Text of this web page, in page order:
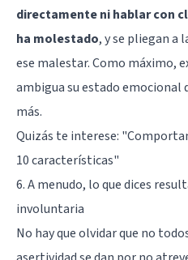
directamente ni hablar con
ha molestado, y se pliegan a
ese malestar. Como máximo,
ambigua su estado emocional
más.
Quizás te interese:
10 características"
6. A menudo, lo que dices
involuntaria
No hay que olvidar que no